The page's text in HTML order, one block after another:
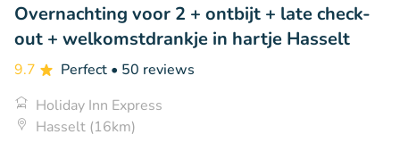
Overnachting voor 2 + ontbijt + late check-
out + welkomstdrankje in hartje Hasselt
9.7 Perfect • 50 reviews
Holiday Inn Express
Hasselt (16km)